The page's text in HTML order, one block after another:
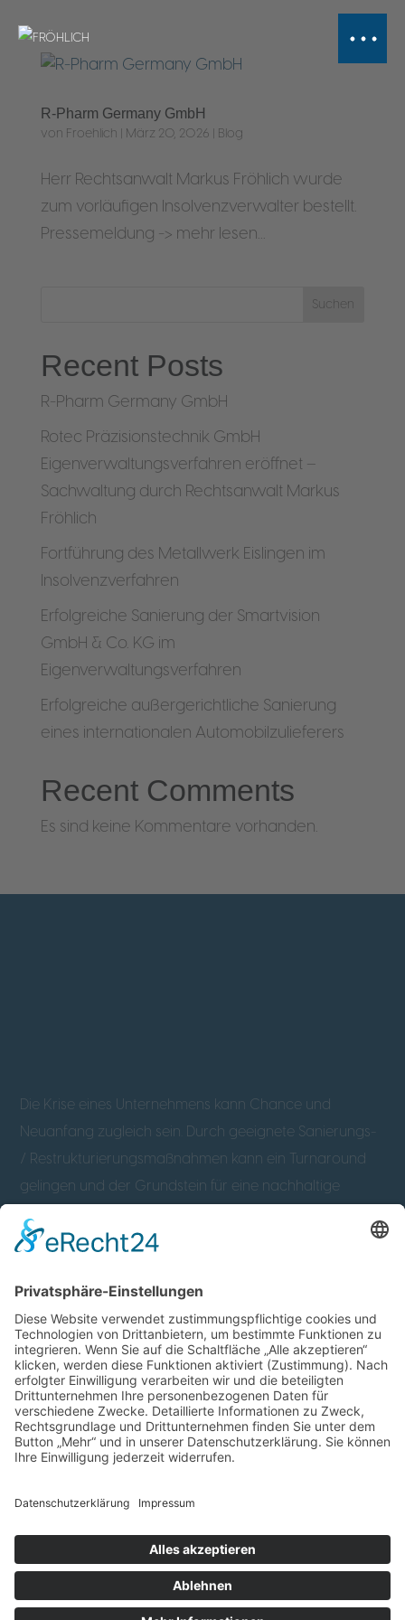
R-Pharm Germany GmbH
von Froehlich März 20, 2026 Blog
Herr Rechtsanwalt Markus Fröhlich wurde
zum vorläufigen Insolvenzverwalter bestellt.
Pressemeldung -> mehr lesen...
Suchen
Recent Posts
R-Pharm Germany GmbH
Rotec Präzisionstechnik GmbH
Eigenverwaltungsverfahren eröffnet –
Sachwaltung durch Rechtsanwalt Markus
Fröhlich
Fortführung des Metallwerk Eislingen im
Insolvenzverfahren
Erfolgreiche Sanierung der Smartvision
GmbH & Co. KG im
Eigenverwaltungsverfahren
Erfolgreiche außergerichtliche Sanierung
eines internationalen Automobilzulieferers
Recent Comments
Es sind keine Kommentare vorhanden.
Die Krise eines Unternehmens kann Chance und
Neuanfang zugleich sein. Durch geeignete Sanierungs-
/ Restrukturierungsmaßnahmen kann ein Turnaround
gelingen und der Grundstein für eine nachhaltige
werden. Bei diesem Prozess begleiten wir Sie gerne.
Sanierung / Restrukturierung
Insolvenzverwaltung